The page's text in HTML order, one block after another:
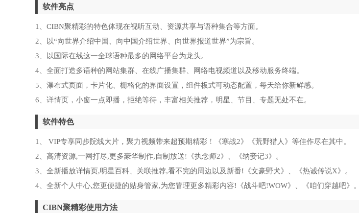
软件亮点
1、CIBN聚精彩的特色体现在视听互动、资源共享与语种集合等方面。
2、以“向世界介绍中国、向中国介绍世界、向世界报道世界”为宗旨。
3、以国际在线这一全球语种最多的网络平台为龙头。
4、全面打造多语种的网站集群、在线广播集群、网络电视频道以及移动服务终端。
5、瀑布式页面，卡片化、栅格化的界面设置，组件板式可动态配置，每天给你新鲜感。
6、详情页，小窗一点即播，拒绝等待，丰富相关推荐，明星、节目、专题无处不在。
软件特色
1、 VIP专享同步院线大片，聚力视频带来超预期精彩！《寒战2》《荒野猎人》等佳作尽在其中。
2、高清资源,一网打尽,更多豪华制作,自制放送!《执念师2》、《纳妾记3》。
3、全新播放详情页,明星百科、关联推荐,看不完的周边以及新番!《文豪野犬》、《热诚传说X》。
4、全新个人中心,您更便捷的贴身管家,为您管理更多精彩内容!《战斗吧!WOW》、《咱们穿越吧》。
CIBN聚精彩使用方法